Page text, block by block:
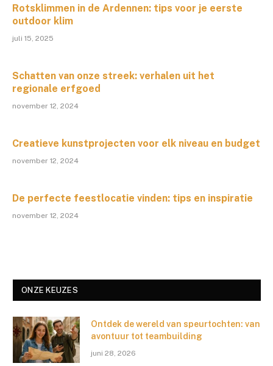
Rotsklimmen in de Ardennen: tips voor je eerste
outdoor klim
juli 15, 2025
Schatten van onze streek: verhalen uit het
regionale erfgoed
november 12, 2024
Creatieve kunstprojecten voor elk niveau en budget
november 12, 2024
De perfecte feestlocatie vinden: tips en inspiratie
november 12, 2024
ONZE KEUZES
Ontdek de wereld van speurtochten: van
avontuur tot teambuilding
juni 28, 2026